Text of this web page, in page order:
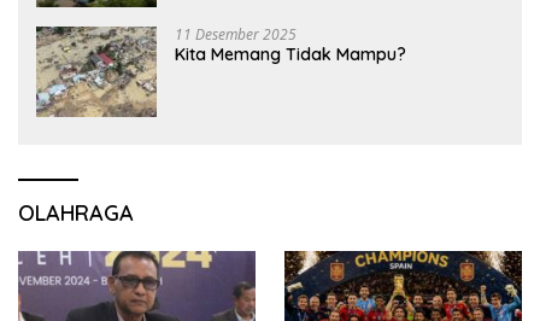
11 Desember 2025
Kita Memang Tidak Mampu?
OLAHRAGA